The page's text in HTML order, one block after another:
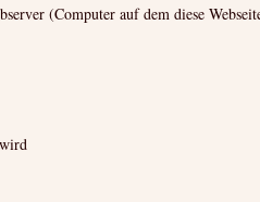
(Computer auf dem diese